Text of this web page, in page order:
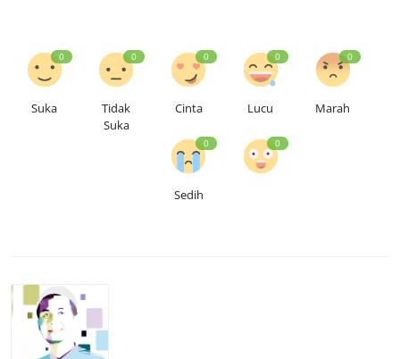
0
Suka
0
Tidak
Suka
0
Cinta
0
Lucu
0
Marah
0
Sedih
0